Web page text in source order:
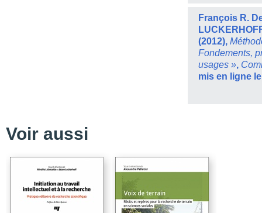
Usage de la force
théorisation
Bibliographie
de la théorisation
Notices biographiques
François R.
(2012),
Fondements,
usages »,
mis en ligne
Voir aussi